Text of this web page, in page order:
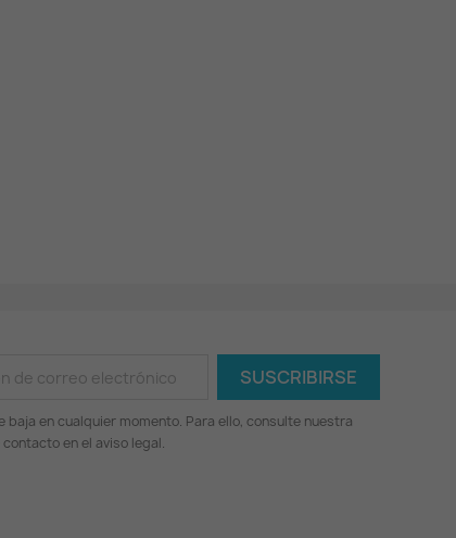
baja en cualquier momento. Para ello, consulte nuestra
en el aviso legal.